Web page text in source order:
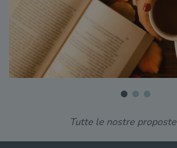
Tutte le nostre proposte